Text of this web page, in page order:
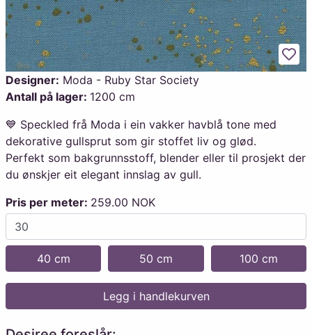
Designer: Moda - Ruby Star Society
Antall på lager: 1200 cm
💙 Speckled frå Moda i ein vakker havblå tone med
dekorative gullsprut som gir stoffet liv og glød.
Perfekt som bakgrunnsstoff, blender eller til prosjekt der
du ønskjer eit elegant innslag av gull.
Pris per meter: 259.00 NOK
40 cm 50 cm 100 cm
Legg i handlekurven